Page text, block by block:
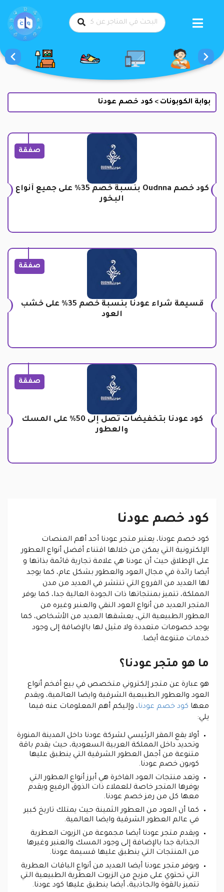
بوابة الكوبونات > كود خصم عودنا
صفقة
كود خصم Oudnna بنسبة خصم 35% على جميع أنواع
البخور
صفقة
قسيمة شراء عودنا بنسبة خصم 35% على خشب
العود
صفقة
كود عودنا بتخفيضات تصل إلى 50% على المسك
والعطور
كود خصم عودنا
كود خصم عودنا، يعتبر متجر عودنا أحد أهم المنصات
الإلكترونية التي يمكن من خلالها اقتناء أفضل أنواع العطور
على الإطلاق حيث أن عودنا هي علامة تجارية قائمة بذاتها و
أيضا رائدة في مجال العود والعطور بشكل عام، كما يوجد
لها العديد من الفروع التي تنتشر في العديد من مدن
المملكة، تتميز بمنتجاتها ذات الجودة العالية جدا، كما يوفر
المتجر العديد من أنواع العود النقي والعنبر وغيره من
العطور الطبيعية التي، يعشقها العديد من الأشخاص، كما
يوجد خصومات متعددة ولا مثيل لها بالإضافة إلى وجود
خدمات متنوعة أيضا.
ما هو متجر عودنا؟
هو عبارة عن متجر إلكتروني متخصص في بيع أفخم أنواع
العود والعطور الطبيعية الشرقية وايضا العالمية، ويقدم
معها كود خصم عودنا، وإليكم أهم المعلومات عنه فيما
يلي:
أولا يقع المقر الرئيسي لشركة عودنا داخل المدينة المنورة
وتحديد داخل المملكة العربية السعودية، حيث يقدم باقة
متنوعة من أجمل العطور الشرقية التي ينطبق عليها
كوبون خصم عودنا.
وتعد منتجات العود الفاخرة هي أبرز أنواع العطور التي
يوفرها المتجر خاصة للعملاء ذات الذوق الرفيع ويقدم
معها كل من رمز خصم عودنا.
كما أن العود من العطور الثمينة حيث يمتلك تاريخ كبير
في عالم العطور الشرقية وايضا العالمية.
ويقدم متجر عودنا أيضا مجموعة من الزيوت العطرية
الجذابة جدا بالإضافة إلى وجود المسك والعنبر وغيرها
من المنتجات التي ينطبق عليها قسيمة عودنا.
ويوفر متجر عودنا أيضا العديد من أنواع الباقات العطرية
التي تحتوي على مزيج من الزيوت العطرية الطبيعية التي
تتميز بالقوة والجاذبية، أيضا ينطبق عليها كود عودنا.